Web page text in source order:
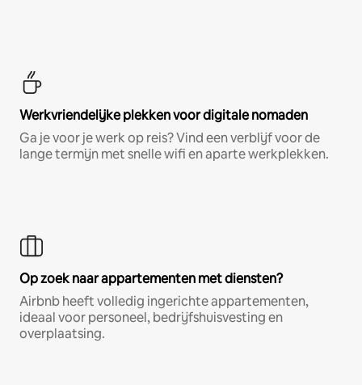
Werkvriendelijke plekken voor digitale nomaden
Ga je voor je werk op reis? Vind een verblijf voor de
lange termijn met snelle wifi en aparte werkplekken.
Op zoek naar appartementen met diensten?
Airbnb heeft volledig ingerichte appartementen,
ideaal voor personeel, bedrijfshuisvesting en
overplaatsing.